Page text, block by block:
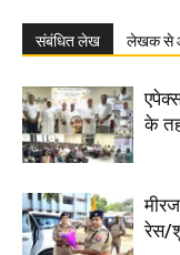
संबंधित लेख लेखक से
के
रेस/